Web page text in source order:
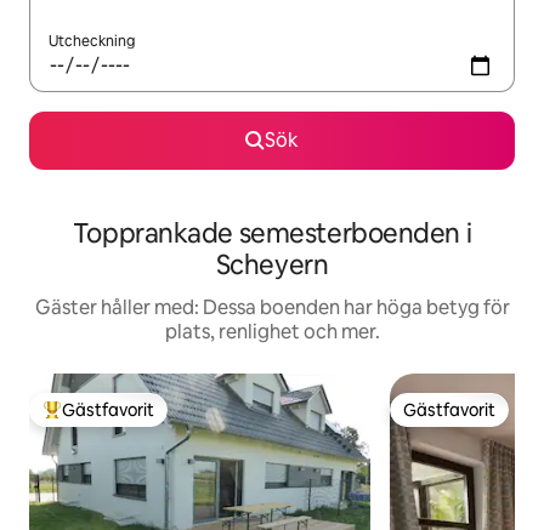
Utcheckning
Sök
Topprankade semesterboenden i
Scheyern
Gäster håller med: Dessa boenden har höga betyg för
plats, renlighet och mer.
Populär gästfavorit
Gästfavorit Gästfavorit
Gästfavorit